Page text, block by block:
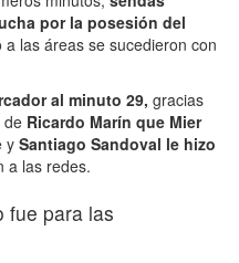
por la posesión del
las áreas se sucedieron con
al minuto 29, gracias
de Ricardo Marín que Mier
y Santiago Sandoval le hizo
a las redes.
fue para las